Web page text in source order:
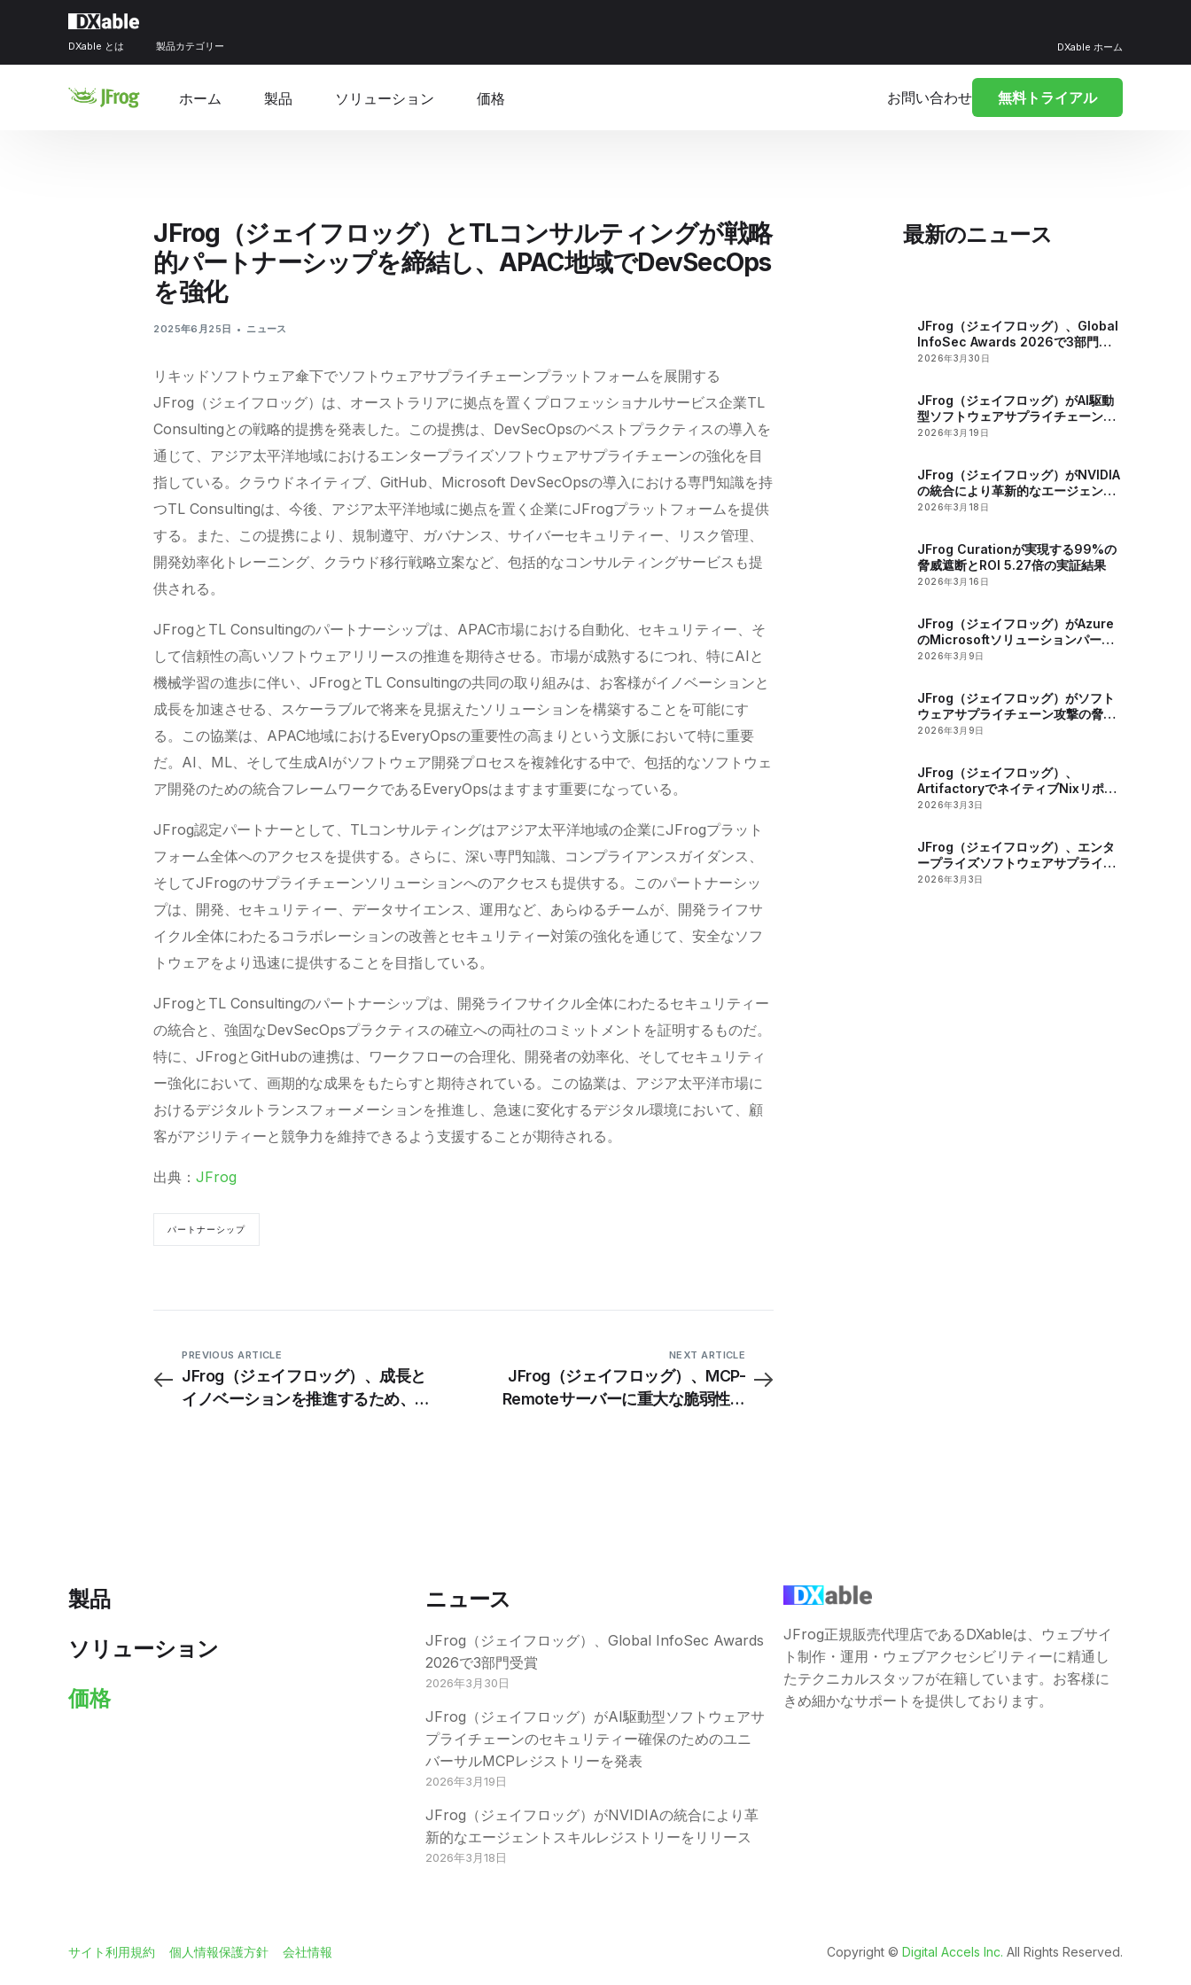
DXable とは 製品カテゴリー DXable ホーム
ホーム 製品 ソリューション 価格 お問い合わせ 無料トライアル
JFrog（ジェイフロッグ）とTLコンサルティングが戦略
的パートナーシップを締結し、APAC地域でDevSecOps
を強化
2025年6月25日 ニュース
リキッドソフトウェア傘下でソフトウェアサプライチェーンプラットフォームを展開する
JFrog（ジェイフロッグ）は、オーストラリアに拠点を置くプロフェッショナルサービス企業TL
Consultingとの戦略的提携を発表した。この提携は、DevSecOpsのベストプラクティスの導入を
通じて、アジア太平洋地域におけるエンタープライズソフトウェアサプライチェーンの強化を目
指している。クラウドネイティブ、GitHub、Microsoft DevSecOpsの導入における専門知識を持
つTL Consultingは、今後、アジア太平洋地域に拠点を置く企業にJFrogプラットフォームを提供
する。また、この提携により、規制遵守、ガバナンス、サイバーセキュリティー、リスク管理、
開発効率化トレーニング、クラウド移行戦略立案など、包括的なコンサルティングサービスも提
供される。
JFrogとTL Consultingのパートナーシップは、APAC市場における自動化、セキュリティー、そ
して信頼性の高いソフトウェアリリースの推進を期待させる。市場が成熟するにつれ、特にAIと
機械学習の進歩に伴い、JFrogとTL Consultingの共同の取り組みは、お客様がイノベーションと
成長を加速させる、スケーラブルで将来を見据えたソリューションを構築することを可能にす
る。この協業は、APAC地域におけるEveryOpsの重要性の高まりという文脈において特に重要
だ。AI、ML、そして生成AIがソフトウェア開発プロセスを複雑化する中で、包括的なソフトウェ
ア開発のための統合フレームワークであるEveryOpsはますます重要になっている。
JFrog認定パートナーとして、TLコンサルティングはアジア太平洋地域の企業にJFrogプラット
フォーム全体へのアクセスを提供する。さらに、深い専門知識、コンプライアンスガイダンス、
そしてJFrogのサプライチェーンソリューションへのアクセスも提供する。このパートナーシッ
プは、開発、セキュリティー、データサイエンス、運用など、あらゆるチームが、開発ライフサ
イクル全体にわたるコラボレーションの改善とセキュリティー対策の強化を通じて、安全なソフ
トウェアをより迅速に提供することを目指している。
JFrogとTL Consultingのパートナーシップは、開発ライフサイクル全体にわたるセキュリティー
の統合と、強固なDevSecOpsプラクティスの確立への両社のコミットメントを証明するものだ。
特に、JFrogとGitHubの連携は、ワークフローの合理化、開発者の効率化、そしてセキュリティ
ー強化において、画期的な成果をもたらすと期待されている。この協業は、アジア太平洋市場に
おけるデジタルトランスフォーメーションを推進し、急速に変化するデジタル環境において、顧
客がアジリティーと競争力を維持できるよう支援することが期待される。
出典：JFrog
パートナーシップ
PREVIOUS ARTICLE
JFrog（ジェイフロッグ）、成長と
イノベーションを推進するため、
NEXT ARTICLE
JFrog（ジェイフロッグ）、MCP-
Remoteサーバーに重大な脆弱性を
最新のニュース
JFrog（ジェイフロッグ）、Global
InfoSec Awards 2026で3部門受
賞
2026年3月30日
JFrog（ジェイフロッグ）がAI駆動
型ソフトウェアサプライチェーンの
セキュリティー確保のためのユニバ
2026年3月19日
JFrog（ジェイフロッグ）がNVIDIA
の統合により革新的なエージェント
スキルレジストリーをリリース
2026年3月18日
JFrog Curationが実現する99%の
脅威遮断とROI 5.27倍の実証結果
2026年3月16日
JFrog（ジェイフロッグ）がAzure
のMicrosoftソリューションパート
ナー認定を獲得
2026年3月9日
JFrog（ジェイフロッグ）がソフト
ウェアサプライチェーン攻撃の脅威
の高まりを報告
2026年3月9日
JFrog（ジェイフロッグ）、
ArtifactoryでネイティブNixリポジ
トリーのサポートを発表
2026年3月3日
JFrog（ジェイフロッグ）、エンタ
ープライズソフトウェアサプライチ
ェーンにおけるAI導入の潜在的なセ
2026年3月3日
製品
ソリューション
価格
ニュース
JFrog（ジェイフロッグ）、Global InfoSec Awards
2026で3部門受賞
2026年3月30日
JFrog（ジェイフロッグ）がAI駆動型ソフトウェアサ
プライチェーンのセキュリティー確保のためのユニ
バーサルMCPレジストリーを発表
2026年3月19日
JFrog（ジェイフロッグ）がNVIDIAの統合により革
新的なエージェントスキルレジストリーをリリース
2026年3月18日
JFrog正規販売代理店であるDXableは、ウェブサイ
ト制作・運用・ウェブアクセシビリティーに精通し
たテクニカルスタッフが在籍しています。お客様に
きめ細かなサポートを提供しております。
サイト利用規約 個人情報保護方針 会社情報 Copyright ©️ Digital Accels Inc. All Rights Reserved.